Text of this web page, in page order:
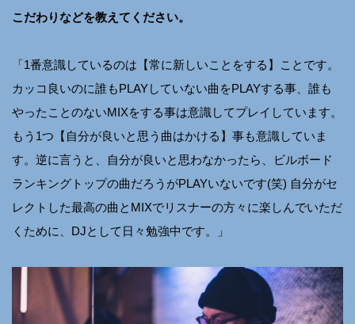
こだわりなどを教えてください。
「1番意識しているのは【常に新しいことをする】ことです。
カッコ良いのに誰もPLAYしていない曲をPLAYする事、誰も
やったことのないMIXをする事は意識してプレイしています。
もう1つ【自分が良いと思う曲はかける】事も意識していま
す。逆に言うと、自分が良いと思わなかったら、ビルボード
ランキングトップの曲だろうがPLAYいないです(笑) 自分がセ
レクトした最高の曲とMIXでリスナーの方々に楽しんでいただ
くために、DJとして日々勉強中です。」